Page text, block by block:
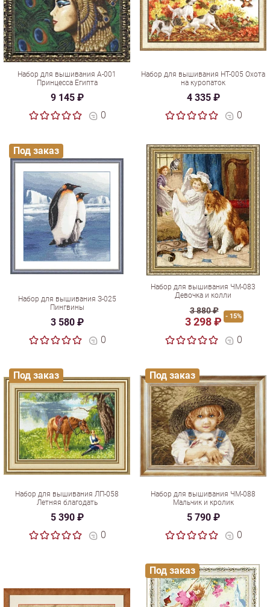
Набор для вышивания А-001
Принцесса Египта
9 145 ₽
0
Набор для вышивания НТ-005 Охота
на куропаток
4 335 ₽
0
Набор для вышивания З-025
Пингвины
3 580 ₽
0
Под заказ
Набор для вышивания ЧМ-083
Девочка и колли
3 880 ₽
3 298 ₽ - 15%
0
Набор для вышивания ЛП-058
Летняя благодать
5 390 ₽
0
Под заказ
Набор для вышивания ЧМ-088
Мальчик и кролик
5 790 ₽
0
Под заказ
Под заказ